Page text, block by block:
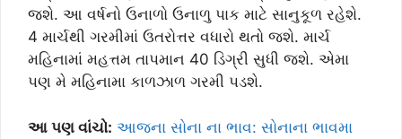
જશે. આ વર્ષનો ઉનાળો ઉનાળુ પાક માટે સાનુકૂળ રહેશે.
4 માર્ચથી ગરમીમાં ઉતરોત્તર વધારો થતો જશે. માર્ચ
મહિનામાં મહત્તમ તાપમાન 40 ડિગ્રી સુધી જશે. એમા
પણ મે મહિનામા કાળઝાળ ગરમી પડશે.
આ પણ વાંચો: આજના સોના ના ભાવ: સોનાના ભાવમા